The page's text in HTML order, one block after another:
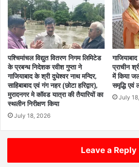
पश्चिमांचल विद्युत वितरण निगम लिमिटेड
के प्रबन्ध निदेशक रवीश गुप्ता ने
गाजियाबाद के श्री दुधेश्वर नाथ मन्दिर,
साहिबाबाद एवं गंग नहर (छोटा हरिद्वार),
मुरादनगर मे कॉवड यात्रा की तैयारियों का
स्थलीन निरीक्षण किया
July 18, 2026
प्राचीन
में किया
समृद्धि एवं
July
Leave a Reply